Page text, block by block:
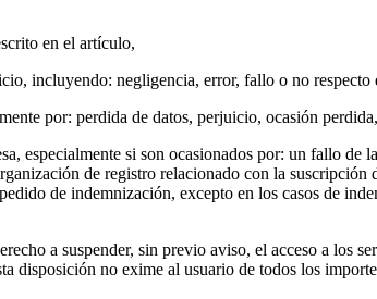
en el artículo,
incluyendo: negligencia, error, fallo o no respecto
por: perdida de datos, perjuicio, ocasión
especialmente si son ocasionados por: un fallo
de registro relacionado con la
de indemnización, excepto en los casos de
a suspender, sin previo aviso, el acceso a los
disposición no exime al usuario de todos los